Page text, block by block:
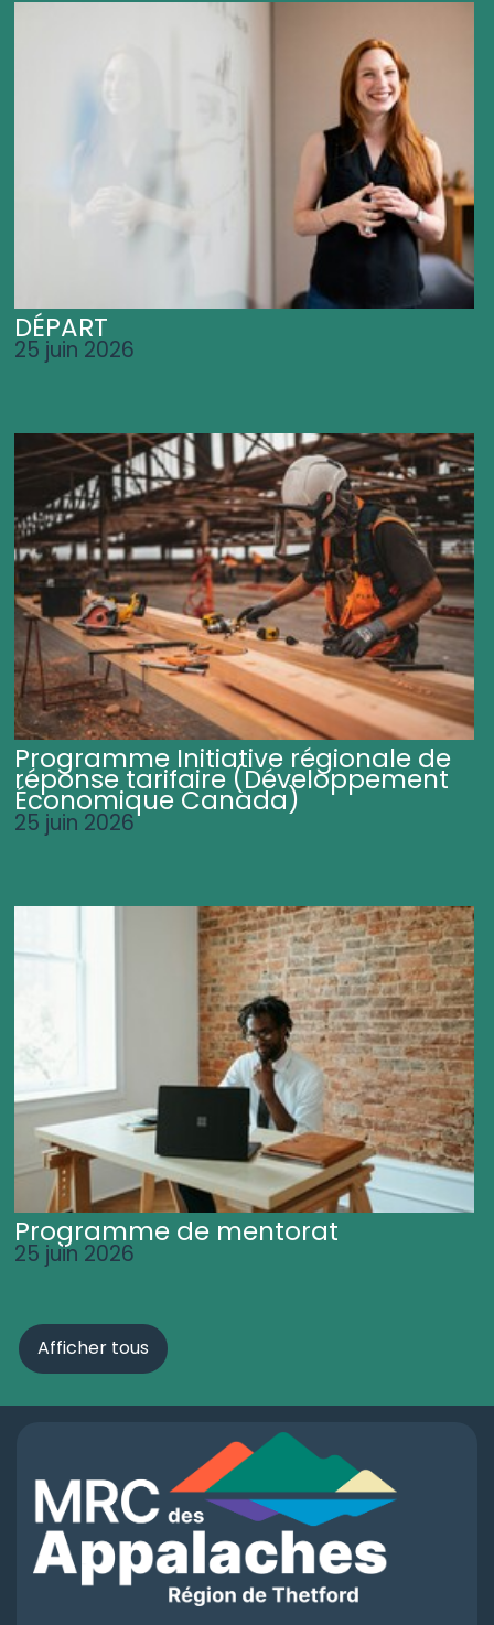
DÉPART
25 juin 2026
Programme Initiative régionale de
réponse tarifaire (Développement
Économique Canada)
25 juin 2026
Programme de mentorat
25 juin 2026
Afficher tous